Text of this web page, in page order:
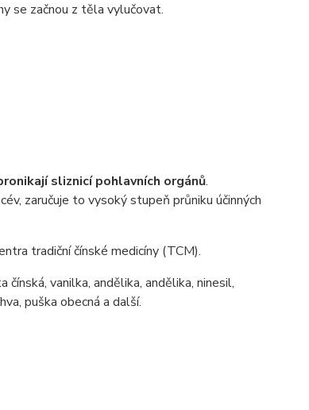
se začnou z těla vylučovat.
sliznicí pohlavních orgánů.
zaručuje to vysoký stupeň průniku účinných
tradiční čínské medicíny (TCM).
čínská, vanilka, andělika, andělika, ninesil,
puška obecná a další.